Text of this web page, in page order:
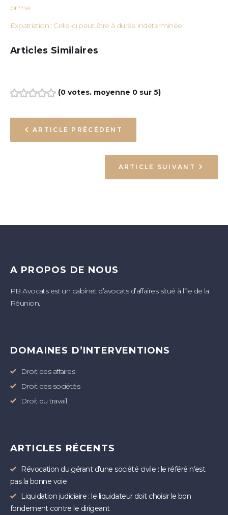
prime
Expatriation : Celle-ci peut être à durée indéterminée
Articles Similaires
(0 votes. moyenne 0sur 5)
NAVIGATION
DE
ARTICLE PRÉCÉDENT
ARTICLE SUIVANT
A PROPOS DE NOUS
PB Avocats est un cabinet d’avocats d’affaires situé à l’île de la
Réunion.
DOMAINES D’INTERVENTIONS
Droit des affaires
Droit des sociétés
Droit du travail
ARTICLES RÉCENTS
Révocation du gérant d’une société civile : le référé n’est
pas la bonne voie
Liquidation judiciaire : le liquidateur doit choisir le bon
fondement contre le dirigeant